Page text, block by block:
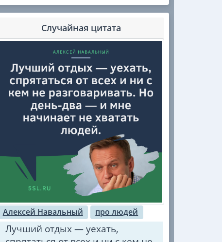
Случайная цитата
Алексей Навальный про людей
Лучший отдых — уехать,